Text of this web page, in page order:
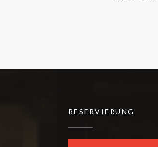
RESERVIERUNG